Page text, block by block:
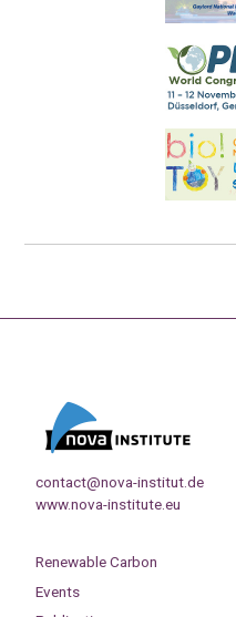
contact@nova-institut.de
www.nova-institute.eu
Renewable Carbon
Events